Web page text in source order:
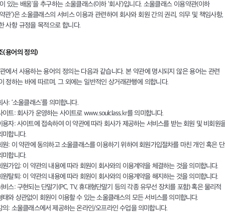
있는 배움’을 추구하는 소울클래스(이하 ‘회사’)입니다. 소울클래스 이용약관(이하
약관’)은 소울클래스의 서비스 이용과 관련하여 회사와 회원 간의 권리, 의무 및 책임사항,
사항 규정을 목적으로 합니다.
(용어의 정의)
에서 사용하는 용어의 정의는 다음과 같습니다. 본 약관에 명시되지 않은 용어는 관련
정하는 바에 따르며, 그 외에는 일반적인 상거래관행에 의합니다.
사: ‘소울클래스’를 의미합니다.
이트: 회사가 운영하는 사이트로 www.soulclass.kr를 의미합니다.
용자: 사이트에 접속하여 이 약관에 따라 회사가 제공하는 서비스를 받는 회원 및 비회원
미합니다.
원: 이 약관에 동의하고 소울클래스를 이용하기 위하여 회원가입절차를 마친 개인 혹은
미합니다.
원가입: 이 약관의 내용에 따라 회원이 회사와의 이용계약을 체결하는 것을 의미합니다.
원탈퇴: 이 약관의 내용에 따라 회원이 회사와의 이용계약을 해지하는 것을 의미합니다.
비스: 구현되는 단말기(PC, TV, 휴대형단말기 등의 각종 유무선 장치를 포함) 혹은 물리적
태와 상관없이 회원이 이용할 수 있는 소울클래스의 모든 서비스를 의미합니다.
의: 소울클래스에서 제공하는 온라인/오프라인 수업을 의미합니다.